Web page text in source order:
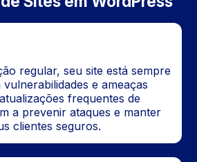
regular, seu site está sempre
e ameaças
frequentes de
a prevenir ataques e manter
clientes seguros.